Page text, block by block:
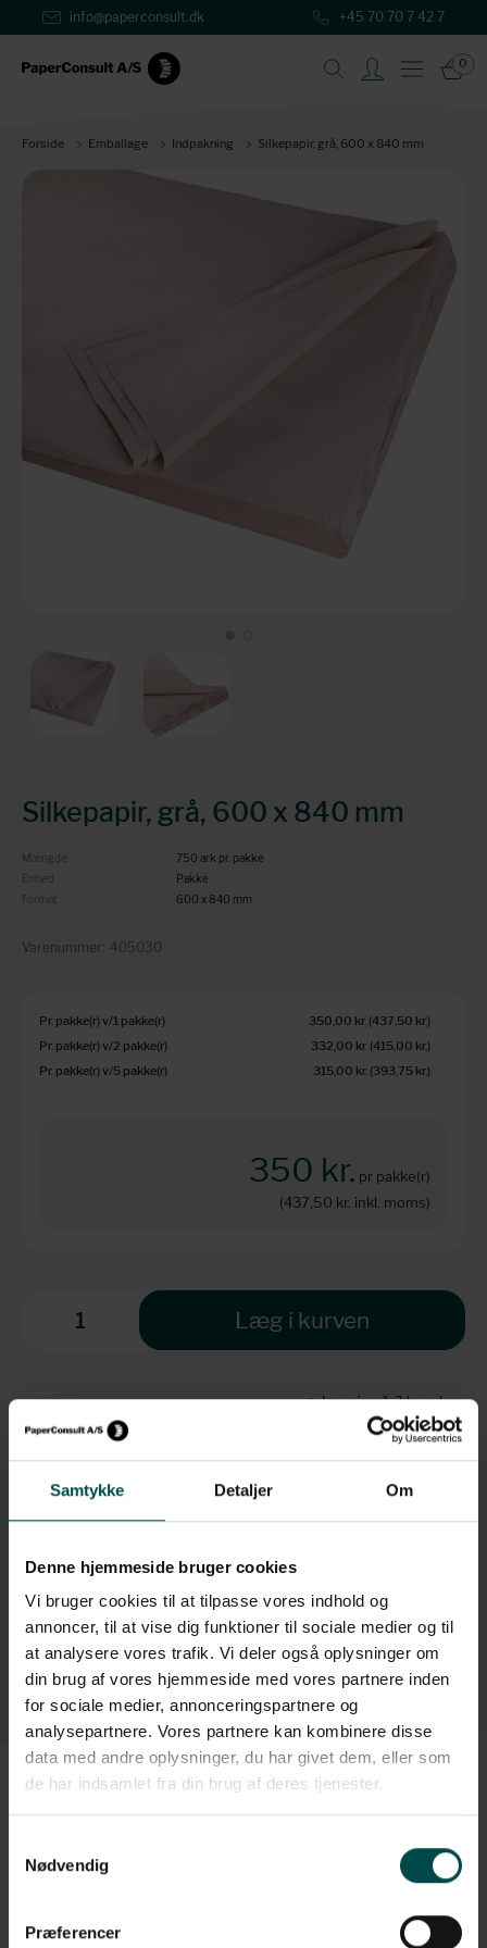
Samtykke Detaljer Om
Denne hjemmeside bruger cookies
Vi bruger cookies til at tilpasse vores indhold og
annoncer, til at vise dig funktioner til sociale medier og til
at analysere vores trafik. Vi deler også oplysninger om
din brug af vores hjemmeside med vores partnere inden
for sociale medier, annonceringspartnere og
analysepartnere. Vores partnere kan kombinere disse
data med andre oplysninger, du har givet dem, eller som
de har indsamlet fra din brug af deres tjenester.
Nødvendig
Præferencer
+45 70 70 7 42 7
info@paperconsult.dk
0
Forside Emballage Indpakning Silkepapir, grå, 600 x 840 mm
Silkepapir, grå, 600 x 840 mm
Mængde
750 ark pr. pakke
Enhed
Pakke
Format
600 x 840 mm
Varenummer: 405030
Pr. pakke(r) v/1 pakke(r) 350,00 kr. (437,50 kr.)
Pr. pakke(r) v/2 pakke(r)
332,00 kr. (415,00 kr.)
Pr. pakke(r) v/5 pakke(r)
315,00 kr. (393,75 kr.)
350 kr. pr pakke(r)
(437,50 kr. inkl. moms)
Læg i kurven
Levering: 1-3 hverdage
Brug for hjælp?
Mandag-torsdag: 8.00-16.00
Helt enkelt. Personligt
Fagligt nørderi
Dag til dag-levering
Løsningsorienteret
Mål: 600 x 840 mm.